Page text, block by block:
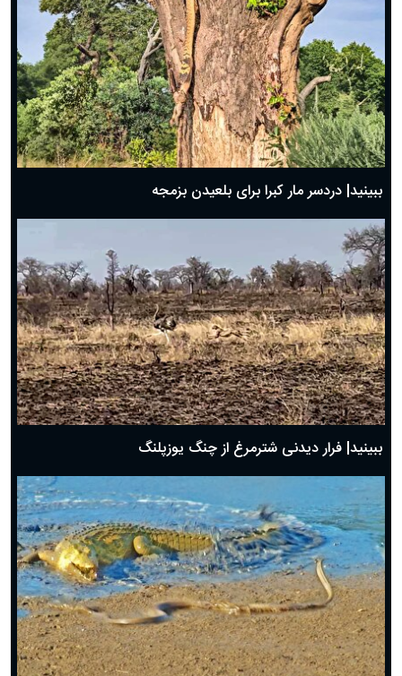
ببینید| دردسر مار کبرا برای بلعیدن بزمجه
ببینید| فرار دیدنی شترمرغ از چنگ یوزپلنگ